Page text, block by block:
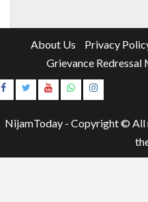
About Us Privacy
Grievance Redressal
Instagram
NijamToday - Copyright © All